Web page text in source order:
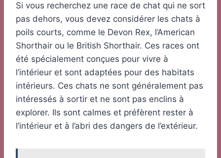
Si vous recherchez une race de chat qui ne sort
pas dehors, vous devez considérer les chats à
poils courts, comme le Devon Rex, l’American
Shorthair ou le British Shorthair. Ces races ont
été spécialement conçues pour vivre à
l’intérieur et sont adaptées pour des habitats
intérieurs. Ces chats ne sont généralement pas
intéressés à sortir et ne sont pas enclins à
explorer. Ils sont calmes et préfèrent rester à
l’intérieur et à l’abri des dangers de l’extérieur.